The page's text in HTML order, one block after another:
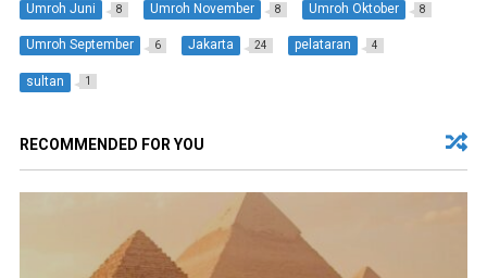
Umroh Juni 8 Umroh November 8 Umroh Oktober 8
Umroh September 6 Jakarta 24 pelataran 4
sultan 1
RECOMMENDED FOR YOU